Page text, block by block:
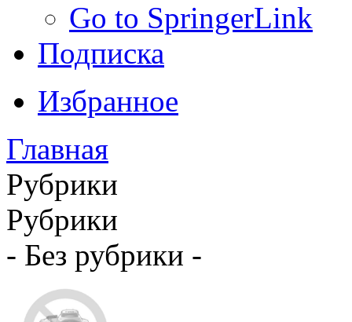
Go to SpringerLink
Подписка
Избранное
Главная
Рубрики
Рубрики
- Без рубрики -